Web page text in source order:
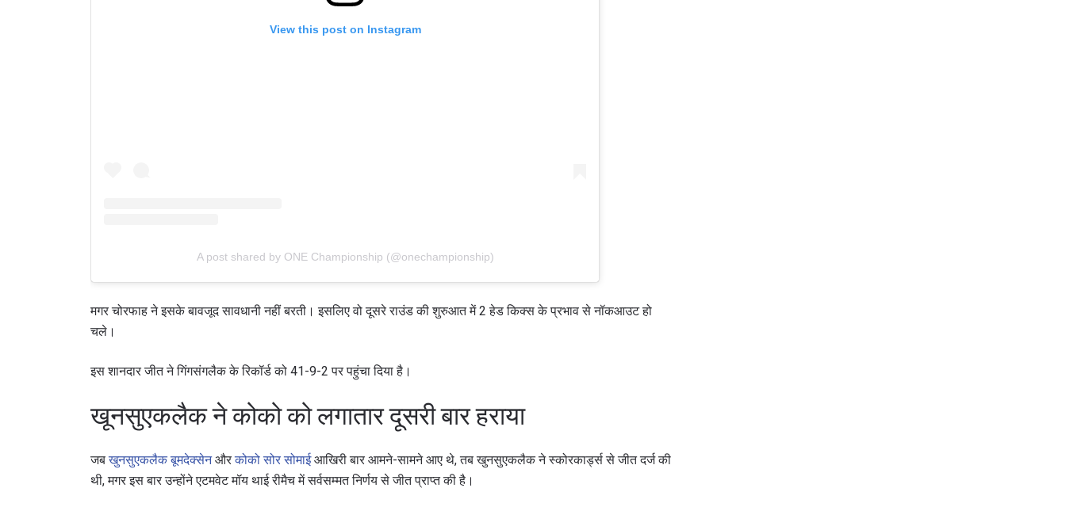
View this post on Instagram
A post shared by ONE Championship (@onechampionship)
मगर चोरफाह ने इसके बावजूद सावधानी नहीं बरती। इसलिए वो दूसरे राउंड की शुरुआत में 2 हेड किक्स के प्रभाव से नॉकआउट हो
चले।
इस शानदार जीत ने गिंगसंगलैक के रिकॉर्ड को 41-9-2 पर पहुंचा दिया है।
खूनसुएकलैक ने कोको को लगातार दूसरी बार हराया
जबखुनसुएकलैक बूमदेक्सेनऔरकोको सोर सोमाईआखिरी बार आमने-सामने आए थे, तब खुनसुएकलैक ने स्कोरकार्ड्स से जीत दर्ज की
थी, मगर इस बार उन्होंने एटमवेट मॉय थाई रीमैच में सर्वसम्मत निर्णय से जीत प्राप्त की है।